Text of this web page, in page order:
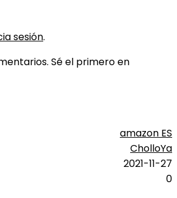
sesión.
Sé el primero en
amazon ES
CholloYa
2021-11-27
0